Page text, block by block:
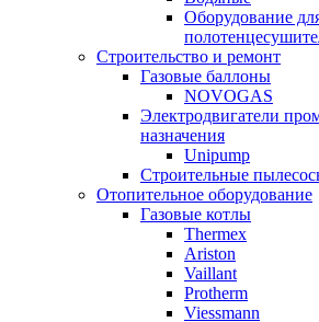
Оборудование
Строительство и ремонт
Газовые баллоны
NOVOGAS
Электродвигатели
назначения
Unipump
Строительные
Отопительное оборудование
Газовые котлы
Thermex
Ariston
Vaillant
Protherm
Viessmann